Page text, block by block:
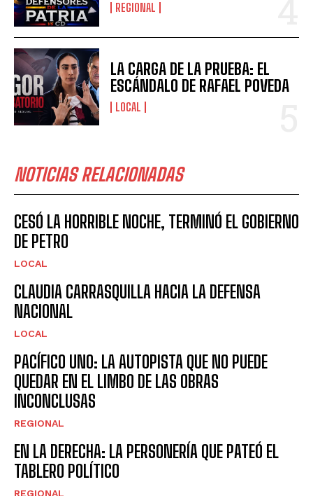
REGIONAL
LA CARGA DE LA PRUEBA: EL
ESCÁNDALO DE RAFAEL POVEDA
LOCAL
NOTICIAS RELACIONADAS
CESÓ LA HORRIBLE NOCHE, TERMINÓ EL GOBIERNO
DE PETRO
LOCAL
CLAUDIA CARRASQUILLA HACIA LA DEFENSA
NACIONAL
LOCAL
PACÍFICO UNO: LA AUTOPISTA QUE NO PUEDE
QUEDAR EN EL LIMBO DE LAS OBRAS
INCONCLUSAS
REGIONAL
EN LA DERECHA: LA PERSONERÍA QUE PATEÓ EL
TABLERO POLÍTICO
REGIONAL